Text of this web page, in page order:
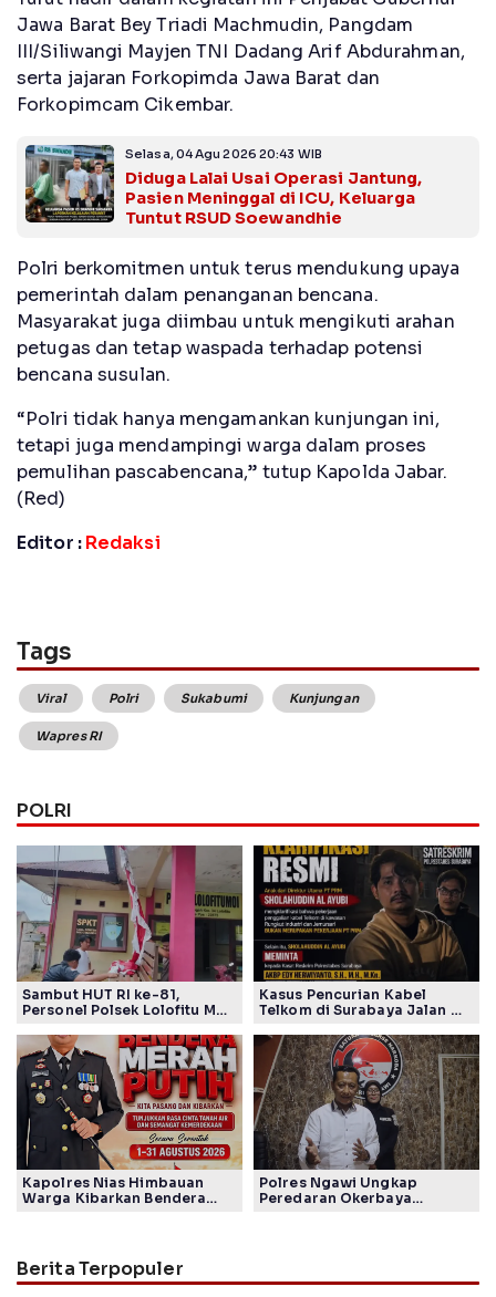
Jawa Barat Bey Triadi Machmudin, Pangdam
III/Siliwangi Mayjen TNI Dadang Arif Abdurahman,
serta jajaran Forkopimda Jawa Barat dan
Forkopimcam Cikembar.
Selasa, 04 Agu 2026 20:43 WIB
Diduga Lalai Usai Operasi Jantung,
Pasien Meninggal di ICU, Keluarga
Tuntut RSUD Soewandhie
Polri berkomitmen untuk terus mendukung upaya
pemerintah dalam penanganan bencana.
Masyarakat juga diimbau untuk mengikuti arahan
petugas dan tetap waspada terhadap potensi
bencana susulan.
“Polri tidak hanya mengamankan kunjungan ini,
tetapi juga mendampingi warga dalam proses
pemulihan pascabencana,” tutup Kapolda Jabar.
(Red)
Editor :Redaksi
Tags
Viral Polri Sukabumi Kunjungan
Wapres RI
POLRI
Sambut HUT RI ke-81,
Personel Polsek Lolofitu Moi
dengan Nuansa Merah Putih
Kasus Pencurian Kabel
Telkom di Surabaya Jalan di
Komitmen Polrestabes
Jelang Sertijab Kasatreskrim
Kapolres Nias Himbauan
Warga Kibarkan Bendera
Polres Ngawi Ungkap
Peredaran Okerbaya
Berita Terpopuler